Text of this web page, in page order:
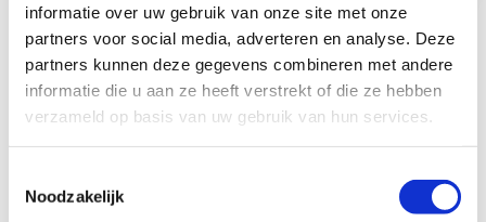
informatie over uw gebruik van onze site met onze
partners voor social media, adverteren en analyse. Deze
partners kunnen deze gegevens combineren met andere
informatie die u aan ze heeft verstrekt of die ze hebben
verzameld op basis van uw gebruik van hun services.
Noodzakelijk
Gelijkstelling aanvragen
Heb je al een sportpedagogisch diploma behaald in
aantal voorwaarden laten gelijkstellen met de
opleidingen van de Vlaamse Trainersschool. Na